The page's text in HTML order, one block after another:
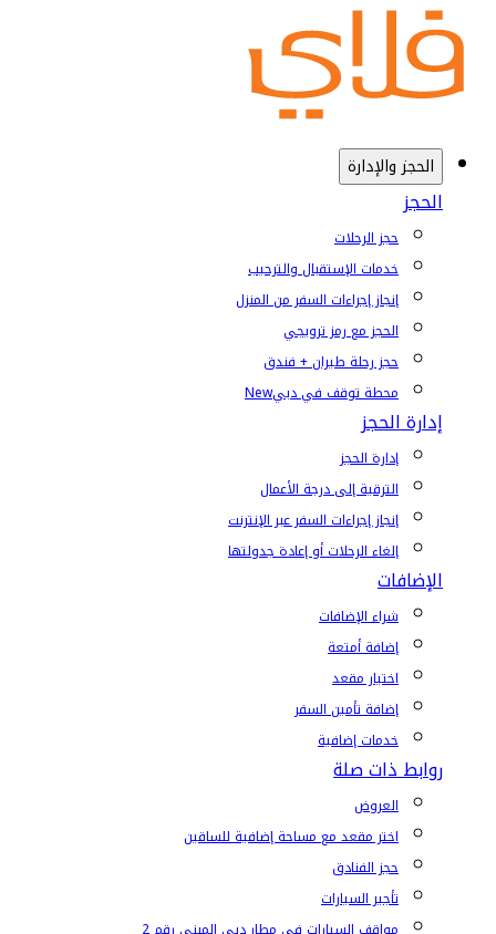
الحجز والإدارة
الحجز
حجز الرحلات
خدمات الإستقبال والترحيب
إنجاز إجراءات السفر من المنزل
الحجز مع رمز ترويجي
حجز رحلة طيران + فندق
محطة توقف في دبيNew
إدارة الحجز
إدارة الحجز
الترقية إلى درجة الأعمال
إنجاز إجراءات السفر عبر الإنترنت
إلغاء الرحلات أو إعادة جدولتها
الإضافات
شراء الإضافات
إضافة أمتعة
اختيار مقعد
إضافة تأمين السفر
خدمات إضافية
روابط ذات صلة
العروض
اختر مقعد مع مساحة إضافية للساقين
حجز الفنادق
تأجير السيارات